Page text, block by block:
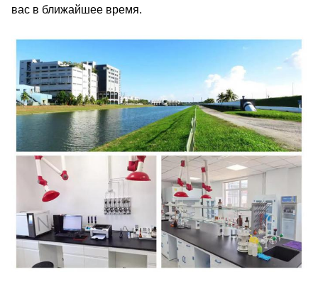
вас в ближайшее время.